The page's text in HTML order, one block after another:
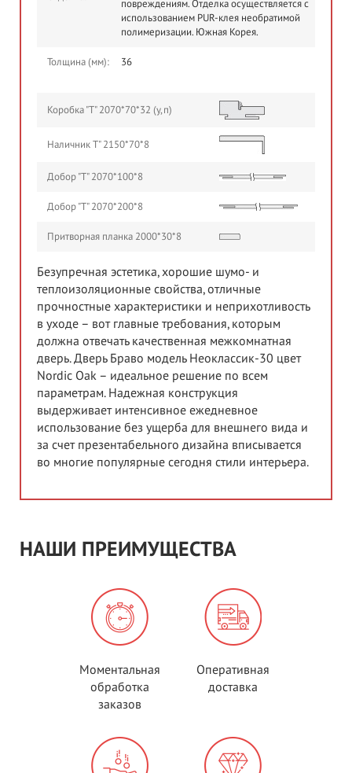
повреждениям. Отделка осуществляется с
использованием PUR-клея необратимой
полимеризации. Южная Корея.
Толщина (мм): 36
Коробка "Т" 2070*70*32 (у,п)
Наличник Т" 2150*70*8
Добор "Т" 2070*100*8
Добор "Т" 2070*200*8
Притворная планка 2000*30*8
Безупречная эстетика, хорошие шумо- и
теплоизоляционные свойства, отличные
прочностные характеристики и неприхотливость
в уходе – вот главные требования, которым
должна отвечать качественная межкомнатная
дверь. Дверь Браво модель Неоклассик-30 цвет
Nordic Oak – идеальное решение по всем
параметрам. Надежная конструкция
выдерживает интенсивное ежедневное
использование без ущерба для внешнего вида и
за счет презентабельного дизайна вписывается
во многие популярные сегодня стили интерьера.
НАШИ ПРЕИМУЩЕСТВА
Моментальная
обработка
заказов
Оперативная
доставка